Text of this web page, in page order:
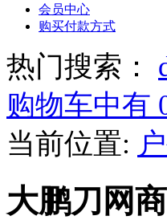
会员中心
购买付款方式
热门搜索：
购物车中有
当前位置:
大鹏刀网